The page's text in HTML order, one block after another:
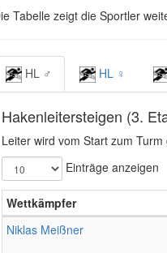
Tabelle zeigt die Sportler
HL ♂ HL ♀
Hakenleitersteigen (3.
Leiter wird vom Start zum
Einträge anzeigen
Wettkämpfer
Niklas Meißner